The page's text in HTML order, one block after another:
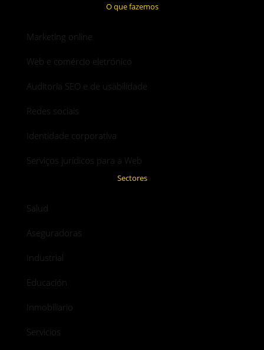
O que fazemos
Marketing online
Web e comércio eletrónico
Auditoria SEO e de usabilidade
Redes sociais
Identidade corporativa
Serviços jurídicos para a Web
Sectores
Salud
Aseguradoras
Industrial
Educación
Inmobiliario
Servicios